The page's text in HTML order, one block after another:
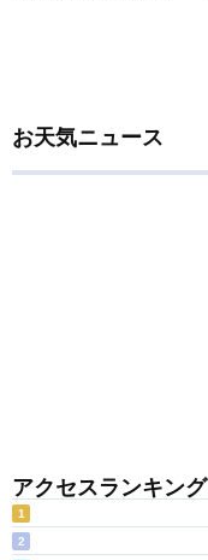
お天気ニュース
アクセスランキング
1
2